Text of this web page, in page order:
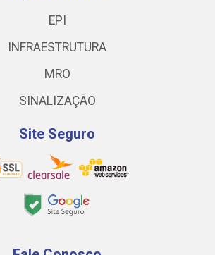
EPI
INFRAESTRUTURA
MRO
SINALIZAÇÃO
Site Seguro